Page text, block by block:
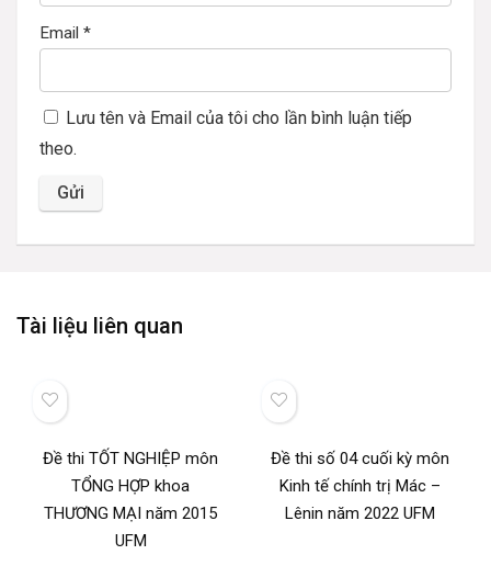
Email *
Lưu tên và Email của tôi cho lần bình luận tiếp
theo.
Tài liệu liên quan
Đề thi TỐT NGHIỆP môn
TỔNG HỢP khoa
THƯƠNG MẠI năm 2015
UFM
Đề thi số 04 cuối kỳ môn
Kinh tế chính trị Mác –
Lênin năm 2022 UFM